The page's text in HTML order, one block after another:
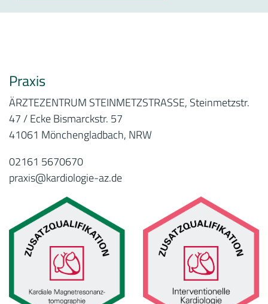
Praxis
ÄRZTEZENTRUM STEINMETZSTRASSE, Steinmetzstr.
47 / Ecke Bismarckstr. 57
41061 Mönchengladbach, NRW
02161 5670670
praxis@kardiologie-az.de